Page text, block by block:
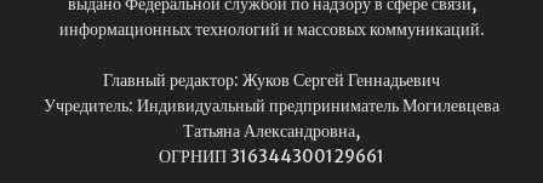
информационных технологий и массовых коммуникаций.
Главный редактор: Жуков Сергей Геннадьевич
Учредитель: Индивидуальный предприниматель Могилевцева
Татьяна Александровна,
ОГРНИП 316344300129661